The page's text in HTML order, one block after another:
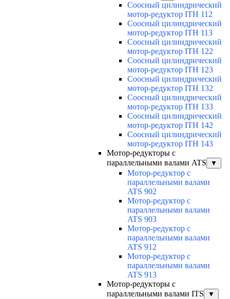
Соосный цилиндрический
мотор-редуктор ITH 112
Соосный цилиндрический
мотор-редуктор ITH 113
Соосный цилиндрический
мотор-редуктор ITH 122
Соосный цилиндрический
мотор-редуктор ITH 123
Соосный цилиндрический
мотор-редуктор ITH 132
Соосный цилиндрический
мотор-редуктор ITH 133
Соосный цилиндрический
мотор-редуктор ITH 142
Соосный цилиндрический
мотор-редуктор ITH 143
Мотор-редукторы с
параллельными валами ATS
▼
Мотор-редуктор с
параллельными валами
ATS 902
Мотор-редуктор с
параллельными валами
ATS 903
Мотор-редуктор с
параллельными валами
ATS 912
Мотор-редуктор с
параллельными валами
ATS 913
Мотор-редукторы с
параллельными валами ITS
▼